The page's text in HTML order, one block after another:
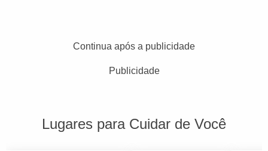
Continua após a publicidade
Publicidade
Lugares para Cuidar de Você